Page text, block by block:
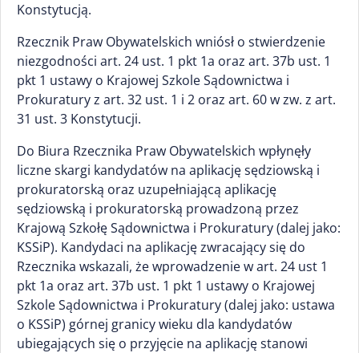
Konstytucją.
Rzecznik Praw Obywatelskich wniósł o stwierdzenie
niezgodności art. 24 ust. 1 pkt 1a oraz art. 37b ust. 1
pkt 1 ustawy o Krajowej Szkole Sądownictwa i
Prokuratury z art. 32 ust. 1 i 2 oraz art. 60 w zw. z art.
31 ust. 3 Konstytucji.
Do Biura Rzecznika Praw Obywatelskich wpłynęły
liczne skargi kandydatów na aplikację sędziowską i
prokuratorską oraz uzupełniającą aplikację
sędziowską i prokuratorską prowadzoną przez
Krajową Szkołę Sądownictwa i Prokuratury (dalej jako:
KSSiP). Kandydaci na aplikację zwracający się do
Rzecznika wskazali, że wprowadzenie w art. 24 ust 1
pkt 1a oraz art. 37b ust. 1 pkt 1 ustawy o Krajowej
Szkole Sądownictwa i Prokuratury (dalej jako: ustawa
o KSSiP) górnej granicy wieku dla kandydatów
ubiegających się o przyjęcie na aplikację stanowi